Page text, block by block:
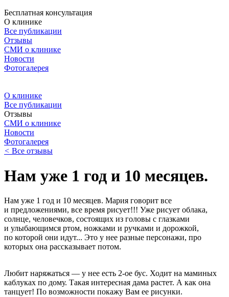
Бесплатная консультация
О клинике
Все публикации
Отзывы
СМИ о клинике
Новости
Фотогалерея
О клинике
Все публикации
Отзывы
СМИ о клинике
Новости
Фотогалерея
< Все отзывы
Нам уже 1 год и 10 месяцев.
Нам уже 1 год и 10 месяцев. Мария говорит все
и предложениями, все время рисует!!! Уже рисует облака,
солнце, человечков, состоящих из головы с глазками
и улыбающимся ртом, ножками и ручками и дорожкой,
по которой они идут... Это у нее разные персонажи, про
которых она рассказывает потом.
Любит наряжаться — у нее есть 2-ое бус. Ходит на маминых
каблуках по дому. Такая интересная дама растет. А как она
танцует! По возможности покажу Вам ее рисунки.